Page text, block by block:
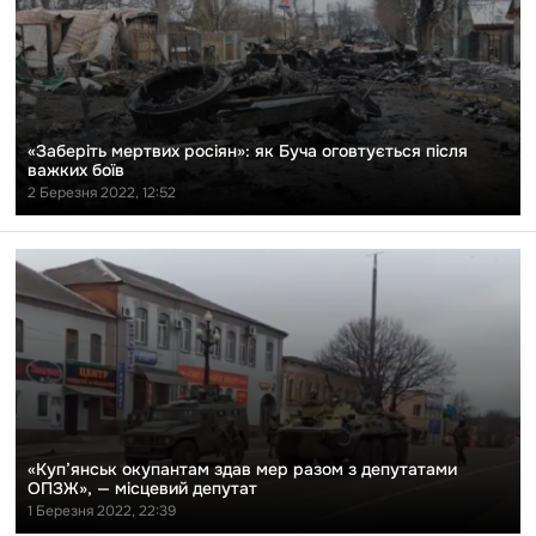
оговтується
після
важких
боїв
«Заберіть мертвих росіян»: як Буча оговтується після
важких боїв
2 Березня 2022, 12:52
Перейти
до
публікації
«Куп’янськ
окупантам
мер
разом
депутатами
ОПЗЖ»,
місцевий
депутат
«Куп’янськ окупантам здав мер разом з депутатами
ОПЗЖ», — місцевий депутат
1 Березня 2022, 22:39